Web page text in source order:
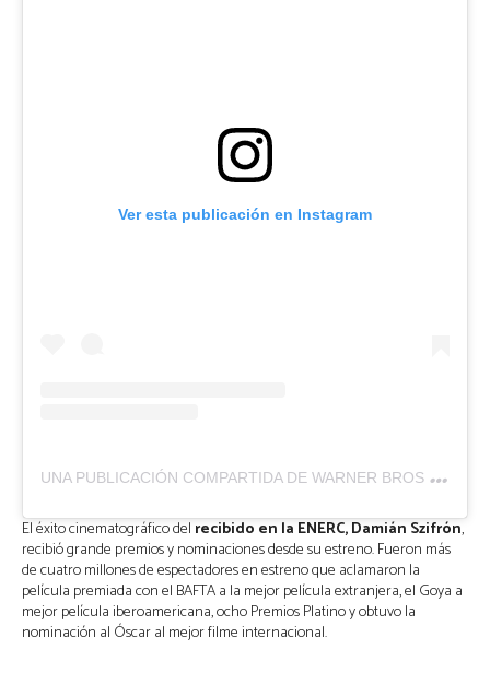
Ver esta publicación en Instagram
U
NA PUBLICACIÓN COMPARTIDA DE WARNER BROS PICTURES ARGENTINA (@WBPICTURES.AR)
El éxito cinematográfico del recibido en la ENERC, Damián Szifrón,
recibió grande premios y nominaciones desde su estreno. Fueron más
de cuatro millones de espectadores en estreno que aclamaron la
película premiada con el BAFTA a la mejor película extranjera, el Goya a
mejor película iberoamericana, ocho Premios Platino y obtuvo la
nominación al Óscar al mejor filme internacional.